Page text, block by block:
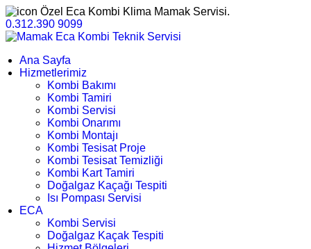
Özel Eca Kombi Klima Mamak Servisi.
0.312.390 9099
Ana Sayfa
Hizmetlerimiz
Kombi Bakımı
Kombi Tamiri
Kombi Servisi
Kombi Onarımı
Kombi Montajı
Kombi Tesisat Proje
Kombi Tesisat Temizliği
Kombi Kart Tamiri
Doğalgaz Kaçağı Tespiti
Isı Pompası Servisi
ECA
Kombi Servisi
Doğalgaz Kaçak Tespiti